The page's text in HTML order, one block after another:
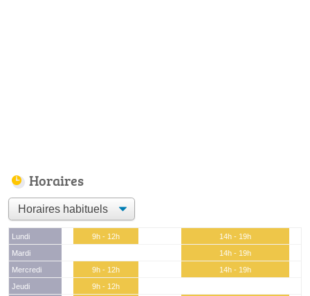
Horaires
Lundi 9h - 12h
14h - 19h
Mardi
14h - 19h
Mercredi
9h - 12h
14h - 19h
Jeudi
9h - 12h